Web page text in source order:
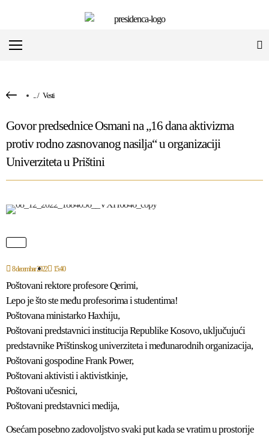
.../ Vesti
Govor predsednice Osmani na „16 dana aktivizma
protiv rodno zasnovanog nasilja“ u organizaciji
Univerziteta u Prištini
8 decembar 2022 15:40
Poštovani rektore profesore Qerimi,
Lepo je što ste među profesorima i studentima!
Poštovana ministarko Haxhiju,
Poštovani predstavnici institucija Republike Kosovo, uključujući
predstavnike Prištinskog univerziteta i međunarodnih organizacija,
Poštovani gospodine Frank Power,
Poštovani aktivisti i aktivistkinje,
Poštovani učesnici,
Poštovani predstavnici medija,
Osećam posebno zadovoljstvo svaki put kada se vratim u prostorije